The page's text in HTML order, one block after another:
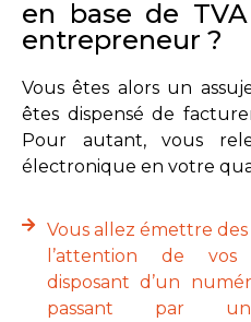
en base de
entrepreneur ?
Vous êtes alors un
êtes dispensé de
Pour autant, vous
électronique en votre
Vous allez émettre
l’attention de vos
disposant d’un
passant par